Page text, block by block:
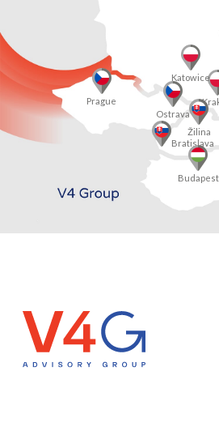
Prague
Ostrava
Žilina
Bratislava
Budapest
Katowice